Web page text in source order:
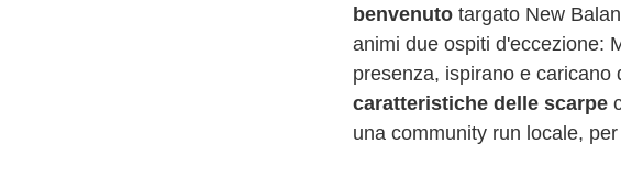
benvenuto targato New
animi due ospiti d'eccezione:
presenza, ispirano e caricano
caratteristiche delle scarpe
una community run locale,